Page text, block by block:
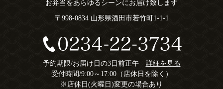
お弁当をあらゆるシーンにお届け致します
〒998-0834 山形県酒田市若竹町1-1-1
予約期限/お届け日の3日前正午 詳細を見る
受付時間/9:00～17:00（店休日を除く）
※店休日(火曜日)変更の場合あり